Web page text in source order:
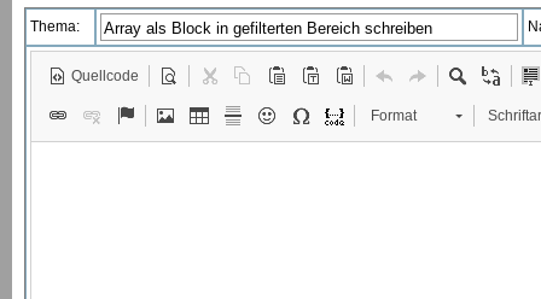
Thema:
Quellcode
Format